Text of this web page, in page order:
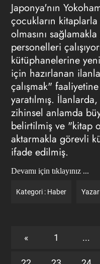
Japonya'nın
çocukların
olmasını
personelleri
kütüphanelerine
için hazırlanan
çalışmak"
yaratılmış.
zihinsel anlamda
belirtilmiş ve "kitap
aktarmakla görevli
ifade edilmiş.
Devamı için tıklayınız ...
Kategori : Haber
« 1 ...